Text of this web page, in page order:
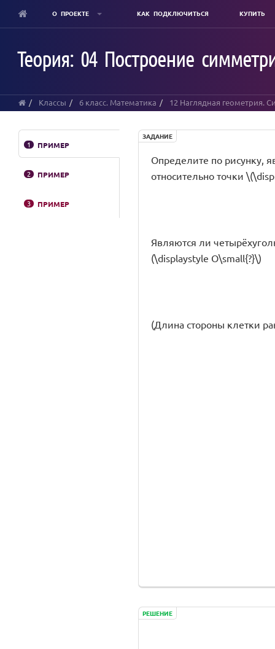
content
О ПРОЕКТЕ КАК ПОДКЛЮЧИТЬСЯ КУПИТЬ
Теория: 04 Построение
Классы 6 класс. Математика 12 Наглядная геометрия.
1 ПРИМЕР
2 ПРИМЕР
3 ПРИМЕР
ЗАДАНИЕ
Определите по рисунку,
относительно точки
Являются ли
(\displaystyle O\small{?}\)
(Длина стороны клетки
РЕШЕНИЕ